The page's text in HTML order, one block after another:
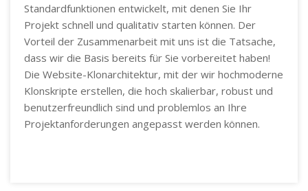
Standardfunktionen entwickelt, mit denen Sie Ihr
Projekt schnell und qualitativ starten können. Der
Vorteil der Zusammenarbeit mit uns ist die Tatsache,
dass wir die Basis bereits für Sie vorbereitet haben!
Die Website-Klonarchitektur, mit der wir hochmoderne
Klonskripte erstellen, die hoch skalierbar, robust und
benutzerfreundlich sind und problemlos an Ihre
Projektanforderungen angepasst werden können.